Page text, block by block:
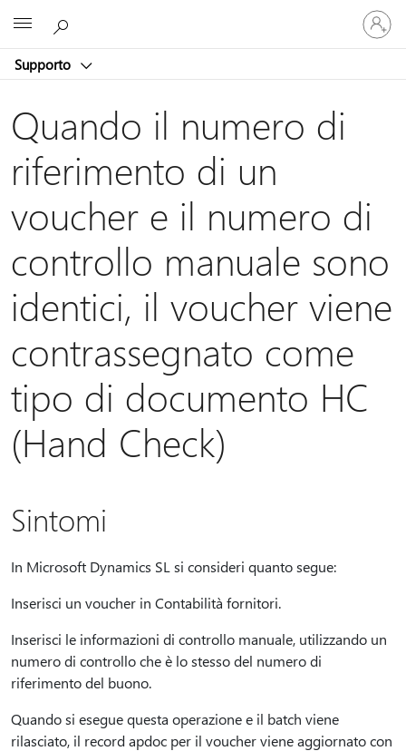
Supporto
Accedi
con
il
account
Quando il numero di
riferimento di un
voucher e il numero di
controllo manuale sono
identici, il voucher viene
contrassegnato come
tipo di documento HC
(Hand Check)
Sintomi
In Microsoft Dynamics SL si consideri quanto segue:
Inserisci un voucher in Contabilità fornitori.
Inserisci le informazioni di controllo manuale, utilizzando un
numero di controllo che è lo stesso del numero di
riferimento del buono.
Quando si esegue questa operazione e il batch viene
rilasciato, il record apdoc per il voucher viene aggiornato con